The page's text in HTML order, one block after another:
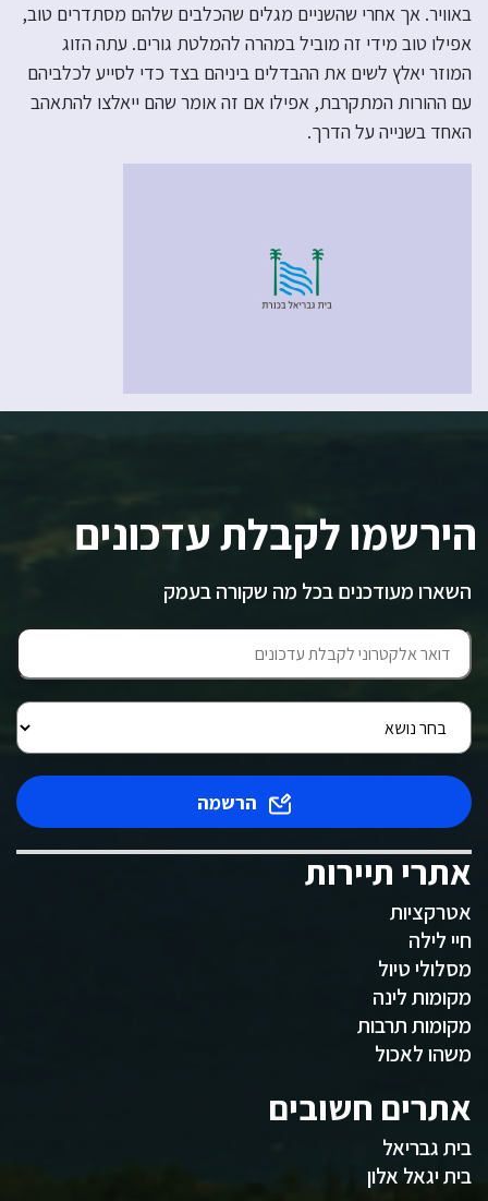
באוויר. אך אחרי שהשניים מגלים שהכלבים שלהם מסתדרים טוב,
אפילו טוב מידי זה מוביל במהרה להמלטת גורים. עתה הזוג
המוזר יאלץ לשים את ההבדלים ביניהם בצד כדי לסייע לכלביהם
עם ההורות המתקרבת, אפילו אם זה אומר שהם ייאלצו להתאהב
האחד בשנייה על הדרך.
הירשמו לקבלת עדכונים
השארו מעודכנים בכל מה שקורה בעמק
הרשמה
אתרי תיירות
אטרקציות
חיי לילה
מסלולי טיול
מקומות לינה
מקומות תרבות
משהו לאכול
אתרים חשובים
בית גבריאל
בית יגאל אלון